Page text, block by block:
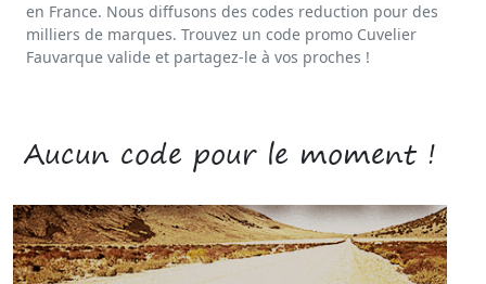
en France. Nous diffusons des codes reduction pour des
milliers de marques. Trouvez un code promo Cuvelier
Fauvarque valide et partagez-le à vos proches !
Aucun code pour le moment !